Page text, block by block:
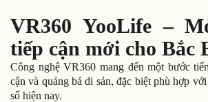
VR360 YooLife –
tiếp cận mới cho Bắc
Công nghệ VR360 mang đến một bước
cận và quảng bá di sản, đặc biệt phù hợp
số hiện nay.